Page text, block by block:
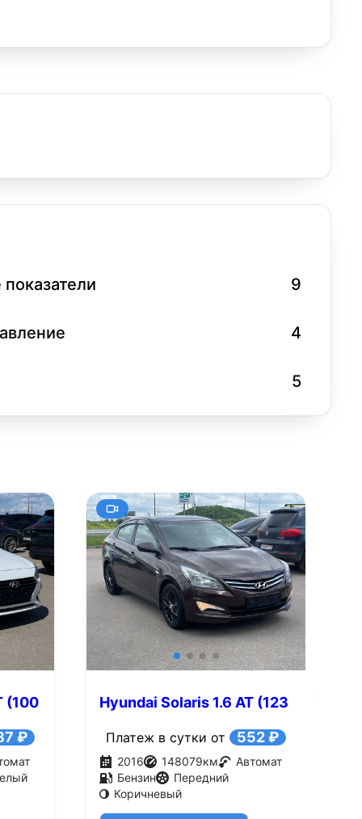
9
4
5
+9
Смотреть все фото
(100
₽
Hyundai Solaris 1.6 AT (123
Платеж в сутки от 552 ₽
2016 148079км
Автомат
Бензин
Передний
Коричневый